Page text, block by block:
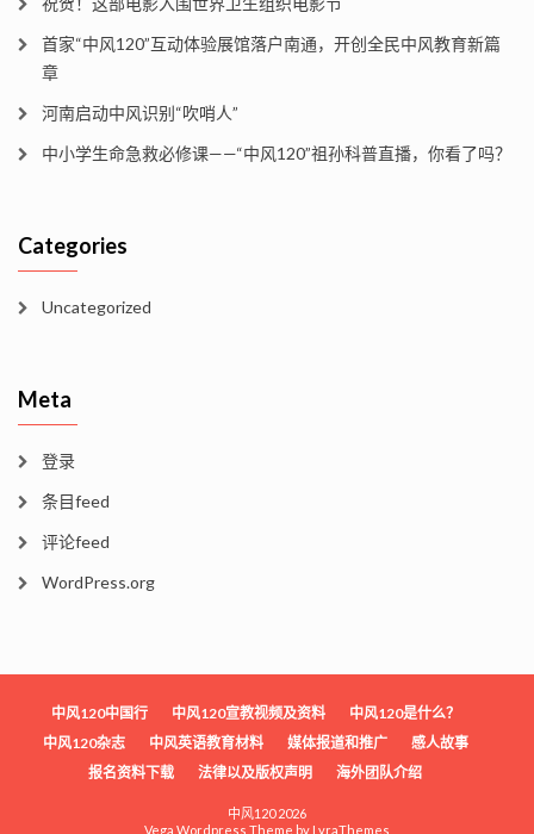
首家“中风120”互动体验展馆落户南通，开创全民中风教育新篇
章
河南启动中风识别“吹哨人”
中小学生命急救必修课——“中风120”祖孙科普直播，你看了吗？
Categories
Uncategorized
Meta
登录
条目feed
评论feed
WordPress.org
中风120中国行 中风120宣教视频及资料
中风120是什么？
中风120杂志
中风英语教育材料 媒体报道和推广
感人故事
报名资料下载
法律以及版权声明 海外团队介绍
中风120 2026
Vega Wordpress Theme by LyraThemes